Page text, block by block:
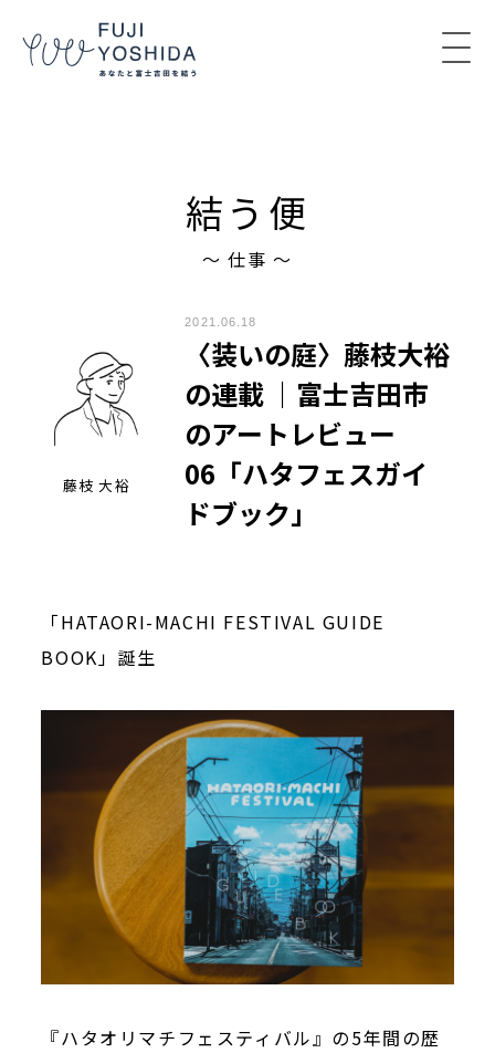
結う便
〜 仕事 〜
藤枝 大裕
2021.06.18
〈装いの庭〉藤枝大裕
の連載 ｜富士吉田市
のアートレビュー
06「ハタフェスガイ
ドブック」
「HATAORI-MACHI FESTIVAL GUIDE
BOOK」誕生
『ハタオリマチフェスティバル』の5年間の歴